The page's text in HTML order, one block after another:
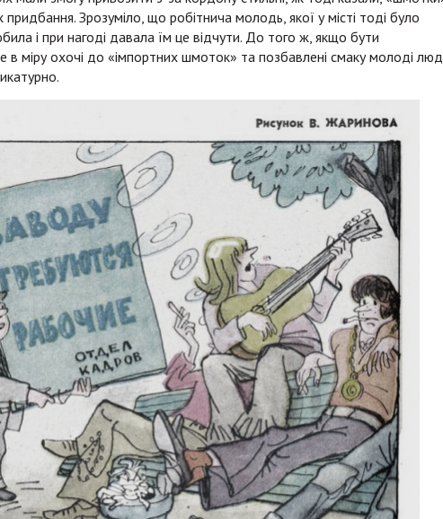
Зрозуміло, що робітнича молодь, якої у місті тоді було
і при нагоді давала їм це відчути. До того ж, якщо бути
в міру охочі до «імпортних шмоток» та позбавлені смаку молоді